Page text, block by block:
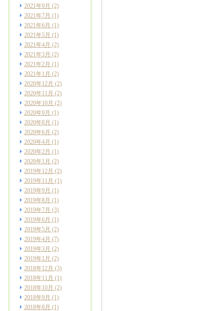
2021年9月 (2)
2021年7月 (1)
2021年6月 (1)
2021年5月 (1)
2021年4月 (2)
2021年3月 (2)
2021年2月 (1)
2021年1月 (2)
2020年12月 (2)
2020年11月 (2)
2020年10月 (2)
2020年9月 (1)
2020年8月 (1)
2020年6月 (2)
2020年4月 (1)
2020年2月 (1)
2020年1月 (2)
2019年12月 (2)
2019年11月 (1)
2019年9月 (1)
2019年8月 (1)
2019年7月 (3)
2019年6月 (1)
2019年5月 (2)
2019年4月 (7)
2019年3月 (2)
2019年1月 (2)
2018年12月 (3)
2018年11月 (1)
2018年10月 (2)
2018年9月 (1)
2018年8月 (1)